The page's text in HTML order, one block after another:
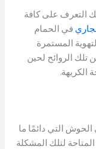
التعرف على كافة
في الحمام
المستمرة
تلك الروائح لحين
التي دائمًا ما
لتلك المشكلة